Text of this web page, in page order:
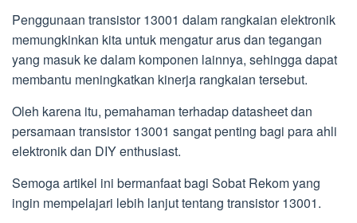
Penggunaan transistor 13001 dalam rangkaian elektronik
memungkinkan kita untuk mengatur arus dan tegangan
yang masuk ke dalam komponen lainnya, sehingga dapat
membantu meningkatkan kinerja rangkaian tersebut.
Oleh karena itu, pemahaman terhadap datasheet dan
persamaan transistor 13001 sangat penting bagi para ahli
elektronik dan DIY enthusiast.
Semoga artikel ini bermanfaat bagi Sobat Rekom yang
ingin mempelajari lebih lanjut tentang transistor 13001.